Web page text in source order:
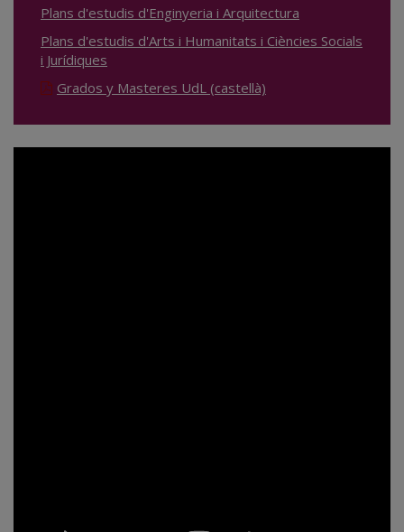
Plans d'estudis d'Enginyeria i Arquitectura
Plans d'estudis d'Arts i Humanitats i Ciències Socials
i Jurídiques
Grados y Masteres UdL (castellà)